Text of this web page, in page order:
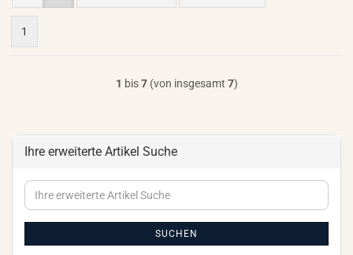
1
1 bis7(von insgesamt 7)
Ihre erweiterte Artikel Suche
Ihre
erweiterte
Artikel
SUCHEN